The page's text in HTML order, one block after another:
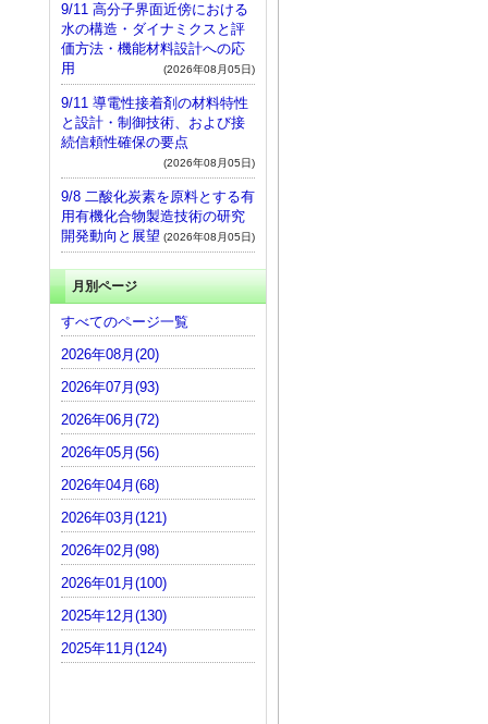
9/11 高分子界面近傍における
水の構造・ダイナミクスと評
価方法・機能材料設計への応
用
(2026年08月05日)
9/11 導電性接着剤の材料特性
と設計・制御技術、および接
続信頼性確保の要点
(2026年08月05日)
9/8 二酸化炭素を原料とする有
用有機化合物製造技術の研究
開発動向と展望 (2026年08月05日)
月別ページ
すべてのページ一覧
2026年08月(20)
2026年07月(93)
2026年06月(72)
2026年05月(56)
2026年04月(68)
2026年03月(121)
2026年02月(98)
2026年01月(100)
2025年12月(130)
2025年11月(124)